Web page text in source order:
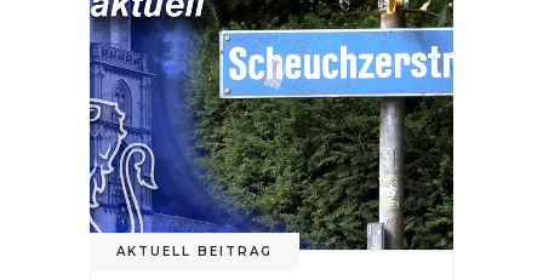
AKTUELL BEITRAG